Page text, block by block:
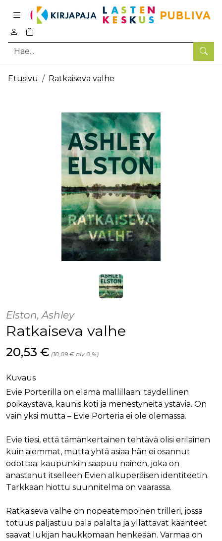
Hae
0
tuotetta ostoskorissa
Pääsisältö
Etusivu Ratkaiseva valhe
Elston, Ashley
Ratkaiseva valhe
Hinta nyt
20,53 € (18,09 € alv 0 %)
Kuvaus
Evie Porterilla on elämä mallillaan: täydellinen
poikaystävä, kaunis koti ja menestyneitä ystäviä. On
vain yksi mutta – Evie Porteria ei ole olemassa.
Evie tiesi, että tämänkertainen tehtävä olisi erilainen
kuin aiemmat, mutta yhtä asiaa hän ei osannut
odottaa: kaupunkiin saapuu nainen, joka on
anastanut itselleen Evien alkuperäisen identiteetin.
Tarkkaan hiottu suunnitelma on vaarassa.
Ratkaiseva valhe on nopeatempoinen trilleri, jossa
totuus paljastuu pala palalta ja yllättävät käänteet
saavat lukijan haukkomaan henkeään. Varmaa on